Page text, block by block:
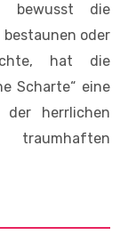
bewusst die
bestaunen oder
hat die
Scharte“ eine
herrlichen